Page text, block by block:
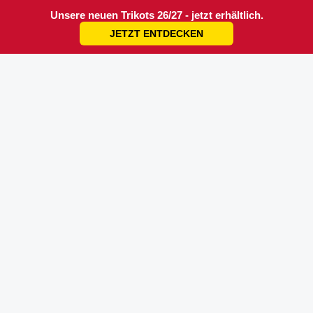
Unsere neuen Trikots 26/27 - jetzt erhältlich.
JETZT ENTDECKEN